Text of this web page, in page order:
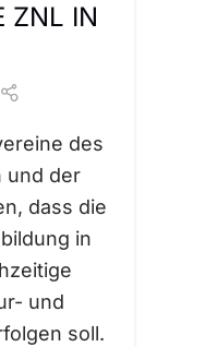
ZNL IN
des
und der
dass die
in
und
soll.